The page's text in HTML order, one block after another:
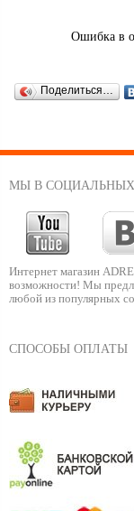
Ошибка в
Поделиться…
МЫ В
Интернет магазин
возможности! Мы
любой из популярных
СПОСОБЫ ОПЛАТЫ